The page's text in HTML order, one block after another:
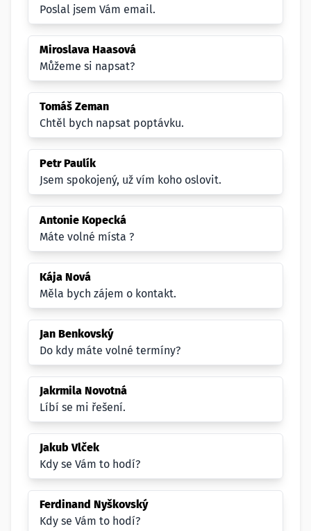
Poslal jsem Vám email.
Miroslava Haasová
Můžeme si napsat?
Tomáš Zeman
Chtěl bych napsat poptávku.
Petr Paulík
Jsem spokojený, už vím koho oslovit.
Antonie Kopecká
Máte volné místa ?
Kája Nová
Měla bych zájem o kontakt.
Jan Benkovský
Do kdy máte volné termíny?
Jakrmila Novotná
Líbí se mi řešení.
Jakub Vlček
Kdy se Vám to hodí?
Ferdinand Nyškovský
Kdy se Vám to hodí?